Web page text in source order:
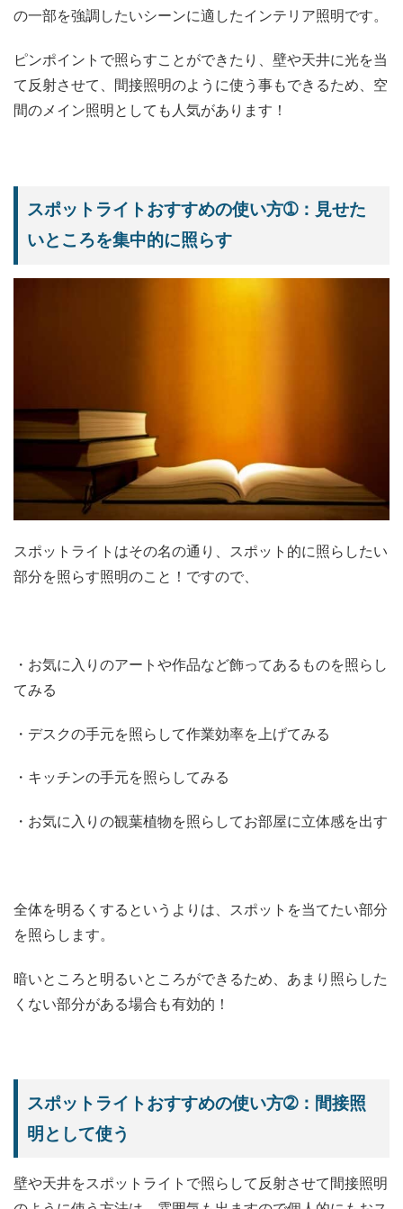
の一部を強調したいシーンに適したインテリア照明です。
ピンポイントで照らすことができたり、壁や天井に光を当
て反射させて、間接照明のように使う事もできるため、空
間のメイン照明としても人気があります！
スポットライトおすすめの使い方➀：見せた
いところを集中的に照らす
スポットライトはその名の通り、スポット的に照らしたい
部分を照らす照明のこと！ですので、
・お気に入りのアートや作品など飾ってあるものを照らし
てみる
・デスクの手元を照らして作業効率を上げてみる
・キッチンの手元を照らしてみる
・お気に入りの観葉植物を照らしてお部屋に立体感を出す
全体を明るくするというよりは、スポットを当てたい部分
を照らします。
暗いところと明るいところができるため、あまり照らした
くない部分がある場合も有効的！
スポットライトおすすめの使い方➁：間接照
明として使う
壁や天井をスポットライトで照らして反射させて間接照明